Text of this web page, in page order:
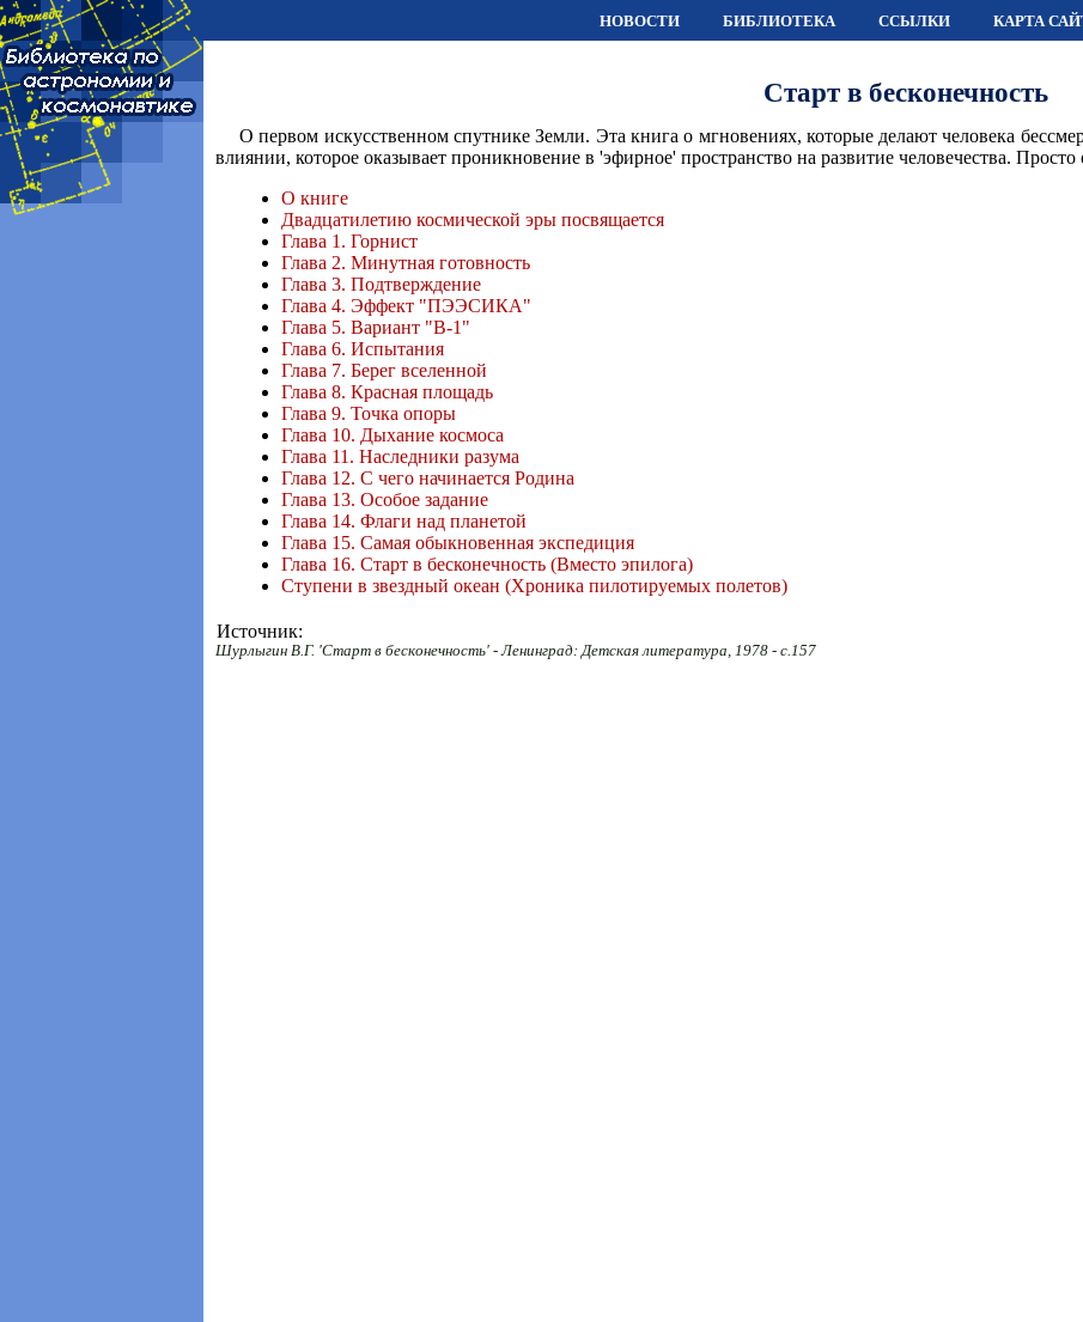
НОВОСТИ БИБЛИОТЕКА ССЫЛКИ КАРТА
Старт в бесконечность
О первом искусственном спутнике Земли. Эта книга о мгновениях, которые делают человека
влиянии, которое оказывает проникновение в 'эфирное' пространство на развитие человечества. Просто
О книге
Двадцатилетию космической эры посвящается
Глава 1. Горнист
Глава 2. Минутная готовность
Глава 3. Подтверждение
Глава 4. Эффект "ПЭЭСИКА"
Глава 5. Вариант "В-1"
Глава 6. Испытания
Глава 7. Берег вселенной
Глава 8. Красная площадь
Глава 9. Точка опоры
Глава 10. Дыхание космоса
Глава 11. Наследники разума
Глава 12. С чего начинается Родина
Глава 13. Особое задание
Глава 14. Флаги над планетой
Глава 15. Самая обыкновенная экспедиция
Глава 16. Старт в бесконечность (Вместо эпилога)
Ступени в звездный океан (Хроника пилотируемых полетов)
Источник:
Шурлыгин В.Г. 'Старт в бесконечность' - Ленинград: Детская литература, 1978 - с.157